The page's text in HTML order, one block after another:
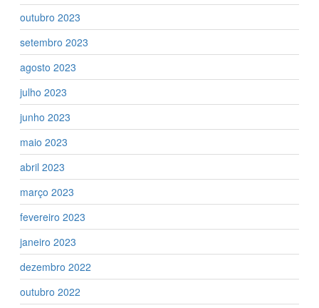
outubro 2023
setembro 2023
agosto 2023
julho 2023
junho 2023
maio 2023
abril 2023
março 2023
fevereiro 2023
janeiro 2023
dezembro 2022
outubro 2022